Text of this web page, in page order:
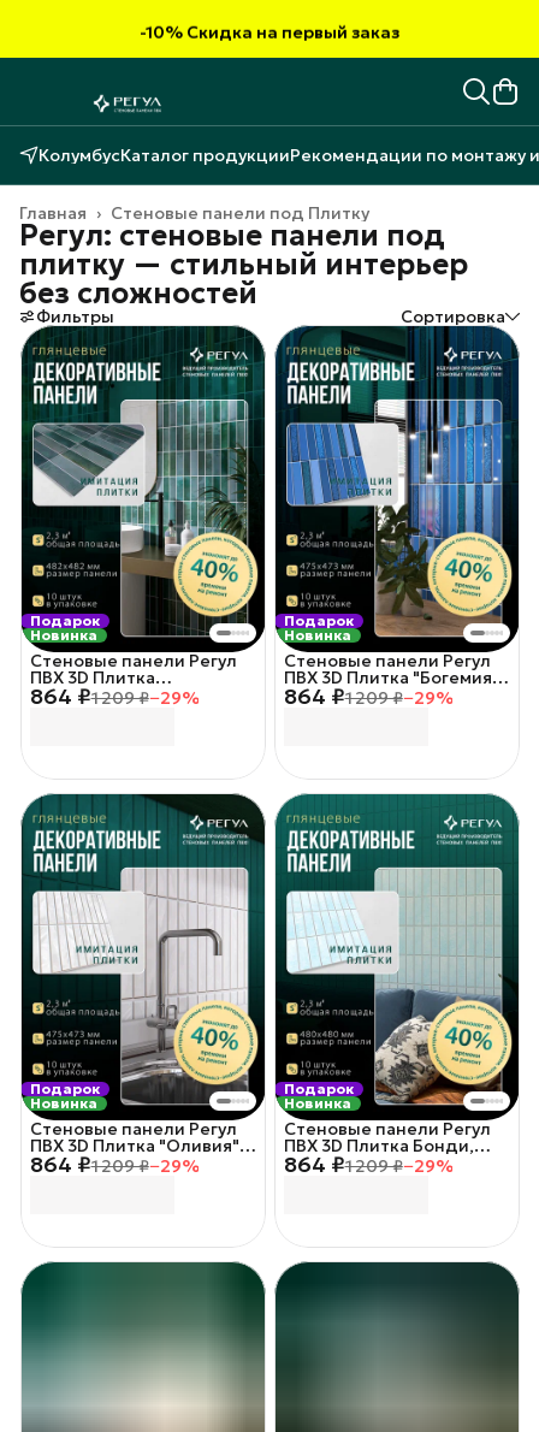
-10% Скидка на первый заказ
КолумбусКаталог продукцииРекомендации по монтажу
Стеновые панели под Плитку
Главная ›
Регул: стеновые панели под
плитку — стильный интерьер
без сложностей
Фильтры Сортировка
Подарок
Новинка
864 ₽1 209 ₽−29%
Стеновые панели Регул
ПВХ 3D Плитка
"Бургундия" 10шт/уп.
48х48см.
Подарок
Новинка
864 ₽1 209 ₽−29%
Стеновые панели Регул
ПВХ 3D Плитка "Богемия"
10шт/уп. 48х48см.
Подарок
Новинка
864 ₽1 209 ₽−29%
Стеновые панели Регул
ПВХ 3D Плитка "Оливия"
10 шт/уп. 48х48см.
Подарок
Новинка
864 ₽1 209 ₽−29%
Стеновые панели Регул
ПВХ 3D Плитка Бонди,
10шт/уп. 48х48см.